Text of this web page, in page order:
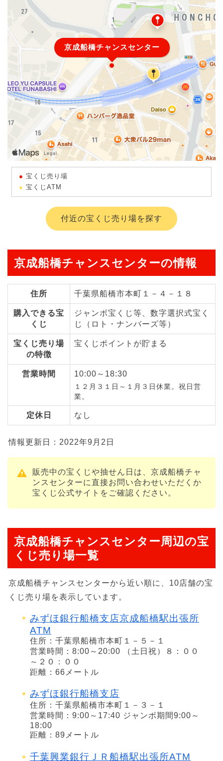
京成船橋チャンスセンター
宝くじ売り場
宝くじATM
付近の宝くじ売り場を探す
京成船橋チャンスセンターの情報
住所 千葉県船橋市本町１－４－１８
購入できる宝
くじ
ジャンボ宝くじ等、数字選択式宝く
じ（ロト・ナンバーズ等）
宝くじ売り場
の特徴
宝くじポイントが貯まる
営業時間 10:00～18:30
１２月３１日～１月３日休業。祝日営
業。
定休日 なし
情報更新日：2022年9月2日
販売中の宝くじや抽せん日は、京成船橋チャ
ンスセンターに直接お問い合わせいただくか
宝くじ公式サイトをご確認ください。
京成船橋チャンスセンター周辺の宝
くじ売り場一覧
京成船橋チャンスセンターから近い順に、10店舗の宝
くじ売り場を表示しています。
みずほ銀行船橋支店京成船橋駅出張所
ATM
住所：千葉県船橋市本町１－５－１
営業時間：8:00～20:00 （土日祝）８：００
～２０：００
距離：66メートル
みずほ銀行船橋支店
住所：千葉県船橋市本町１－３－１
営業時間：9:00～17:40 ジャンボ期間9:00～
18:00
距離：89メートル
千葉興業銀行ＪＲ船橋駅出張所ATM